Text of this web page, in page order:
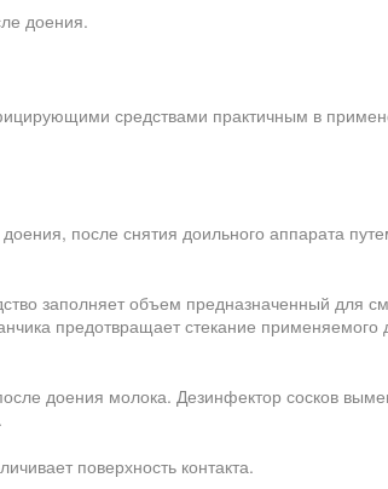
доения.
средствами практичным в
после снятия доильного аппарата
заполняет объем предназначенный для
предотвращает стекание
доения молока. Дезинфектор сосков
поверхность контакта.